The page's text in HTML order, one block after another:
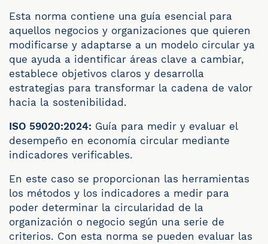
Esta norma contiene una guía esencial para
aquellos negocios y organizaciones que quieren
modificarse y adaptarse a un modelo circular ya
que ayuda a identificar áreas clave a cambiar,
establece objetivos claros y desarrolla
estrategias para transformar la cadena de valor
hacia la sostenibilidad.
ISO 59020:2024: Guía para medir y evaluar el
desempeño en economía circular mediante
indicadores verificables.
En este caso se proporcionan las herramientas
los métodos y los indicadores a medir para
poder determinar la circularidad de la
organización o negocio según una serie de
criterios. Con esta norma se pueden evaluar las